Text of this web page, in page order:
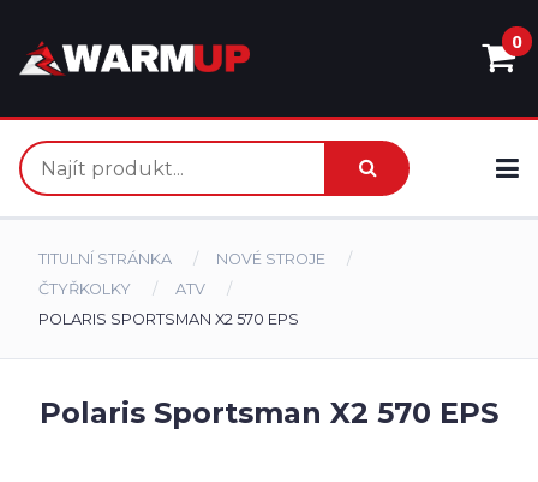
0
TITULNÍ STRÁNKA
NOVÉ STROJE
ČTYŘKOLKY
ATV
POLARIS SPORTSMAN X2 570 EPS
Polaris Sportsman X2 570 EPS